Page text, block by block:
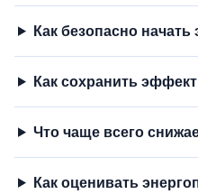
Как безопасно
Как сохранить
Что чаще всего
Как оценивать